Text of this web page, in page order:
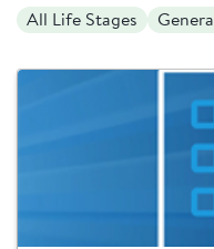
All Life Stages